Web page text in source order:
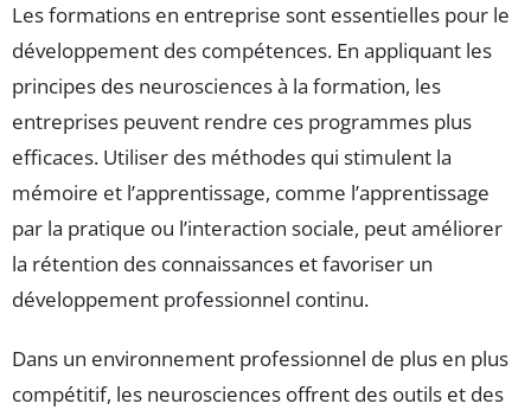
Les formations en entreprise sont essentielles pour le
développement des compétences. En appliquant les
principes des neurosciences à la formation, les
entreprises peuvent rendre ces programmes plus
efficaces. Utiliser des méthodes qui stimulent la
mémoire et l’apprentissage, comme l’apprentissage
par la pratique ou l’interaction sociale, peut améliorer
la rétention des connaissances et favoriser un
développement professionnel continu.
Dans un environnement professionnel de plus en plus
compétitif, les neurosciences offrent des outils et des